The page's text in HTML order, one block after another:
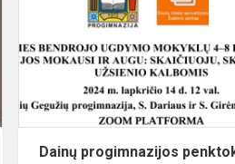
progimnazijoje
Dainų progimnazijos